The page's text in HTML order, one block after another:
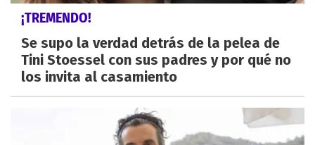
¡TREMENDO!
Se supo la verdad detrás de la pelea de
Tini Stoessel con sus padres y por qué no
los invita al casamiento